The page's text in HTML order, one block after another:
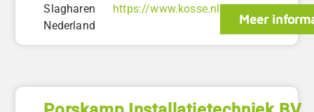
Slagharen
Nederland
https://www.kosse.nl
Meer